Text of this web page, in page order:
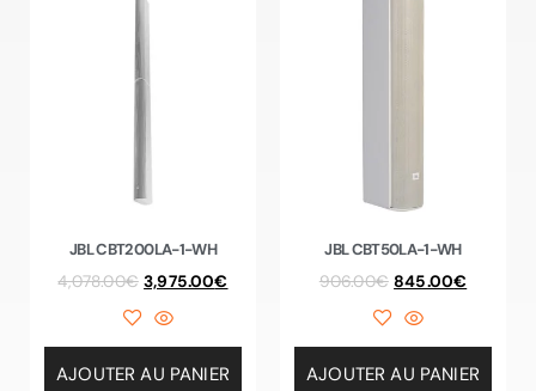
JBL CBT200LA-1-WH
4,078.00€ 3,975.00€
AJOUTER AU PANIER
JBL CBT50LA-1-WH
906.00€ 845.00€
AJOUTER AU PANIER